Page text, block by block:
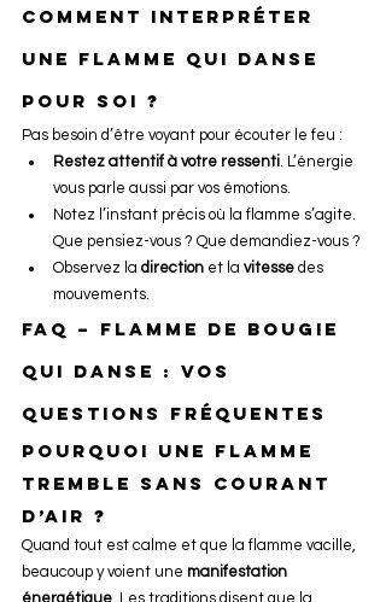
Comment interpréter
une flamme qui danse
pour soi ?
Pas besoin d’être voyant pour écouter le feu :
Restez attentif à votre ressenti. L’énergie
vous parle aussi par vos émotions.
Notez l’instant précis où la flamme s’agite.
Que pensiez-vous ? Que demandiez-vous ?
Observez la direction et la vitesse des
mouvements.
FAQ – Flamme de bougie
qui danse : vos
questions fréquentes
Pourquoi une flamme
tremble sans courant
d’air ?
Quand tout est calme et que la flamme vacille,
beaucoup y voient une manifestation
énergétique. Les traditions disent que la